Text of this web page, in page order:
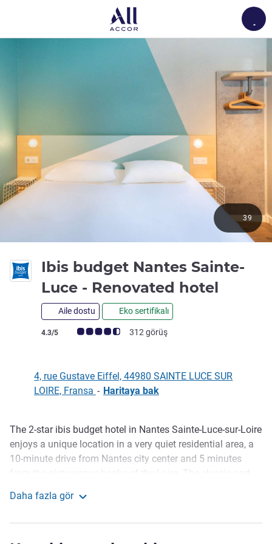
Ibis budget Nantes Sainte-
Luce - Renovated hotel
Aile dostu Eko sertifikalı
Avis müşterileri puanı (ALL Puanlama)
4.3/5 312 görüş
39
4, rue Gustave Eiffel, 44980 SAINTE LUCE SUR
LOIRE, Fransa - Haritaya bak
Açıklama
The 2-star ibis budget hotel in Nantes Sainte-Luce-sur-Loire
enjoys a unique location in a very quiet residential area, a
10-minute drive from Nantes city center and 5 minutes
free unlimited WiFi. Several restaurants are within walking
An ancient castle, covered passages and mechanical
Daha fazla gör